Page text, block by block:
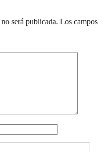
será publicada. Los campos